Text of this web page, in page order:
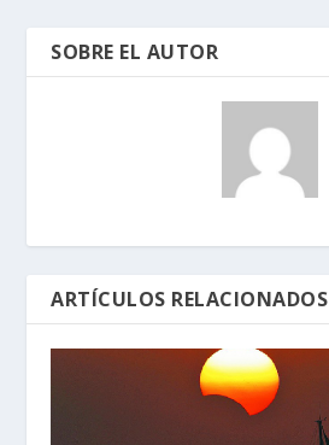
SOBRE EL AUTOR
ARTÍCULOS RELACIONADOS